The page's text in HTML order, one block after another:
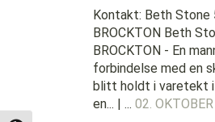
Kontakt: Beth Stone
BROCKTON Beth
BROCKTON - En
forbindelse med en
blitt holdt i varetekt
en... | ... 02.